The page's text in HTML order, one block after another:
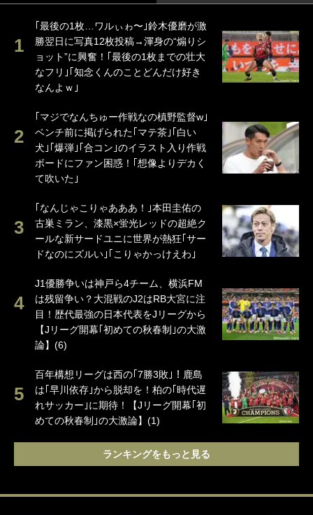
｢最後の1枚…ワルぃゎ〜｣鈴木優磨が激
勝翌日に写真12枚投稿→渾身の“煽りシ
ョット”に興奮！｢最後の1枚までの壮大
なフリ｣｢知念くんのことどんだけ好き
なんよｗ｣
｢マジでなんちゅー作戦なの槙野監督w｣
ベンチ前に掲げられた｢マテ茶｣｢白い
犬｣｢爆弾｣｢合コン｣のイラスト入り作戦
ボードにファン困惑！｢想像よりデカく
て吹いた｣
｢なんじゃこりゃあああ！｣本田圭佑の
古巣ミラン、漆黒×蛍光レッドの超絶ク
ールな新サードユニに世界が熱狂｢サー
ドなのにズルい｣｢こりゃかっけえわ｣
J1優勝争いは神戸ら4チーム、横浜FM
は残留争い？大混戦のJ2はRB大宮に注
目！歴代最強の日本代表をJリーグから
【Jリーグ開幕｢初めての秋春制｣の大激
論】(6)
百年構想リーグは西の｢7勝3敗｣！鹿島
は｢早川依存｣から脱却を！柏の｢時代遅
れサッカー｣に期待！【Jリーグ開幕｢初
めての秋春制｣の大激論】(1)
ランキングをもっと見る